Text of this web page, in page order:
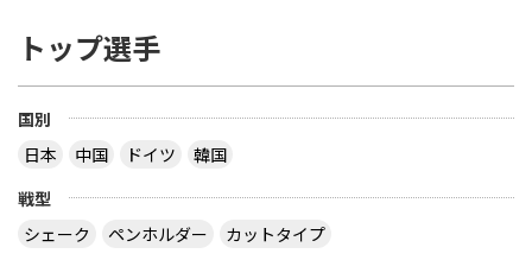
トップ選手
国別
日本
中国 ドイツ
韓国
戦型
シェーク
ペンホルダー カットタイプ